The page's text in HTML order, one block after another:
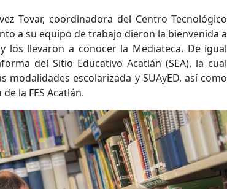
Tovar, coordinadora del Centro Tecnológico
a su equipo de trabajo dieron la bienvenida a
los llevaron a conocer la Mediateca. De igual
del Sitio Educativo Acatlán (SEA), la cual
escolarizada y SUAyED, así como
la FES Acatlán.